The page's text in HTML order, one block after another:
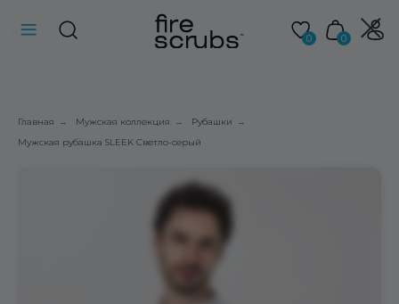
Главная → Мужская коллекция → Рубашки →
Мужская рубашка SLEEK Светло-серый